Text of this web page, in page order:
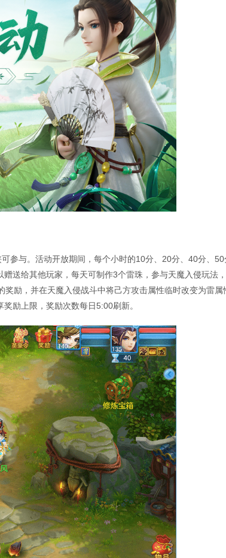
参与。活动开放期间，每个小时的10分、20分、40分、
送给其他玩家，每天可制作3个雷珠，参与天魔入侵玩法
励，并在天魔入侵战斗中将己方攻击属性临时改变为雷属
励上限，奖励次数每日5:00刷新。